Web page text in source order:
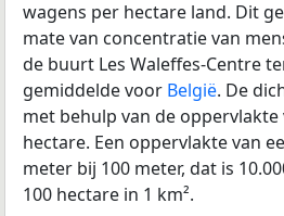
wagens per hectare land. Dit
mate van concentratie van
de buurt Les Waleffes-Centre
gemiddelde voor België. De
met behulp van de
hectare. Een oppervlakte van
meter bij 100 meter, dat is
100 hectare in 1 km².